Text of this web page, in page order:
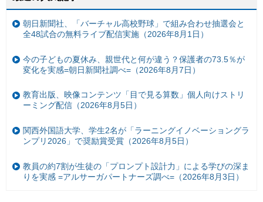
朝日新聞社、「バーチャル高校野球」で組み合わせ抽選会と
全48試合の無料ライブ配信実施（2026年8月1日）
今の子どもの夏休み、親世代と何が違う？保護者の73.5％が
変化を実感=朝日新聞社調べ=（2026年8月7日）
教育出版、映像コンテンツ「目で見る算数」個人向けストリ
ーミング配信（2026年8月5日）
関西外国語大学、学生2名が「ラーニングイノベーショングラ
ンプリ2026」で奨励賞受賞（2026年8月5日）
教員の約7割が生徒の「プロンプト設計力」による学びの深ま
りを実感 =アルサーガパートナーズ調べ=（2026年8月3日）